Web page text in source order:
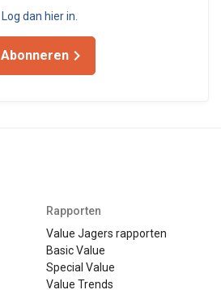
Log dan hier in.
Abonneren
Rapporten
Value Jagers rapporten
Basic Value
Special Value
Value Trends